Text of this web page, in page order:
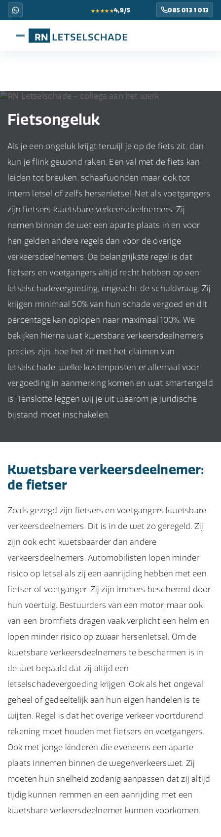
★★★★★4,9/5 085 013 1 013
Fietsongeluk
Als je een ongeluk krijgt terwijl je op de fiets zit, dan
kun je flink gewond raken. Een val met de fiets kan
leiden tot breuken, schaafwonden maar ook tot
intern letsel of zelfs hersenletsel. Net als voetgangers
zijn fietsers kwetsbare verkeersdeelnemers. Zij
nemen binnen de wet een aparte plaats in en voor
hen gelden andere regels dan voor de overige
verkeersdeelnemers. De belangrijkste regel is dat
fietsers en voetgangers altijd recht hebben op een
letselschadevergoeding, ongeacht de schuldvraag. Zij
krijgen minimaal 50% van hun schade vergoed en dit
percentage kan oplopen naar maximaal 100%. We
bekijken hierna wat kwetsbare verkeersdeelnemers
precies zijn, hoe het zit met het claimen van
letselschade, welke kostenposten er allemaal voor
vergoeding in aanmerking komen en wat smartengeld
is. Tenslotte leggen wij je uit waarom je juridische
bijstand moet inschakelen.
Kwetsbare verkeersdeelnemer:
de fietser
Zoals gezegd zijn fietsers en voetgangers kwetsbare
verkeersdeelnemers. Dit is in de wet zo geregeld. Zij
zijn ook echt kwetsbaarder dan andere
verkeersdeelnemers. Automobilisten lopen minder
risico op letsel als zij een aanrijding hebben met een
fietser of voetganger. Zij zijn immers beschermd door
hun voertuig. Bestuurders van een motor, maar ook
van een bromfiets dragen vaak verplicht een helm en
lopen minder risico op zwaar hersenletsel. Om de
kwetsbare verkeersdeelnemers te beschermen is in
de wet bepaald dat zij altijd een
letselschadevergoeding krijgen. Ook als het ongeval
geheel of gedeeltelijk aan hun eigen handelen is te
wijten. Regel is dat het overige verkeer voortdurend
rekening moet houden met fietsers en voetgangers.
Ook met jonge kinderen die eveneens een aparte
plaats innemen binnen de wegenverkeerswet. Zij
moeten hun snelheid zodanig aanpassen dat zij altijd
tijdig kunnen remmen en een aanrijding met een
kwetsbare verkeersdeelnemer kunnen voorkomen.